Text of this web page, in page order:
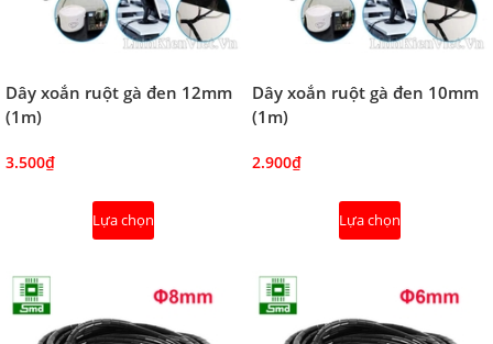
Dây xoắn ruột gà đen 12mm
(1m)
3.500₫
Lựa chọn
Dây xoắn ruột gà đen 10mm
(1m)
2.900₫
Lựa chọn